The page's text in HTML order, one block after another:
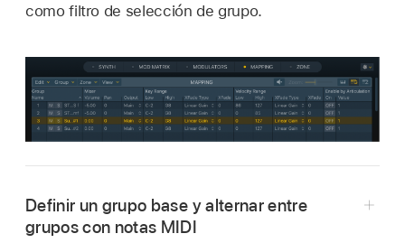
como filtro de selección de grupo.
Definir un grupo base y alternar entre
grupos con notas MIDI